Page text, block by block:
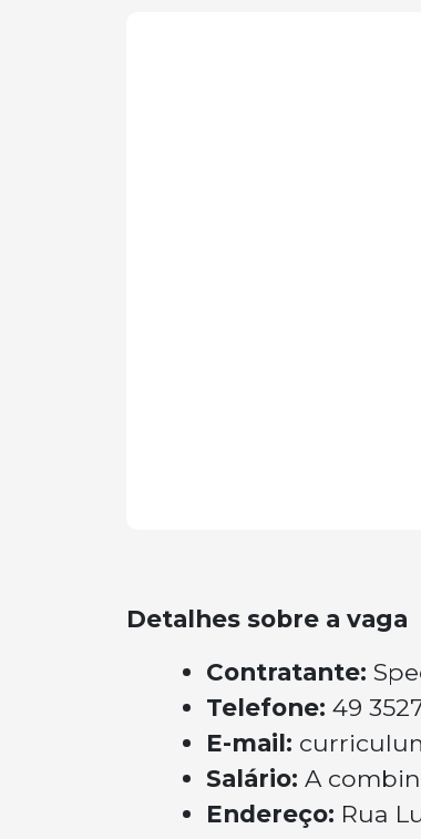
Detalhes sobre a vaga
Contratante:
Telefone: 49
E-mail:
Salário: A
Endereço: Rua